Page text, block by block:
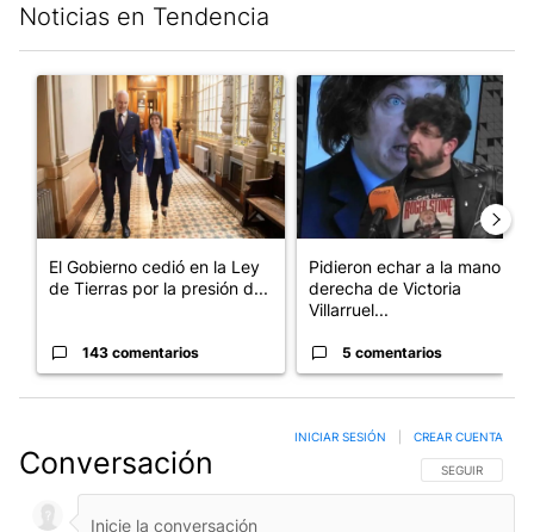
Noticias en Tendencia
Un artículo de tendencia con el título "El Gobierno cedió en
El Gobierno cedió en la Ley
de Tierras por la presión d...
143 comentarios
Un artículo de tendencia con
Pidieron echar a la mano
derecha de Victoria
Villarruel...
5 comentarios
Conversación SIGA ESTA
SEGUIR
INICIAR SESIÓN CREAR CUENTA